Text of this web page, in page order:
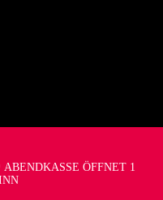
ABENDKASSE ÖFFNET 1